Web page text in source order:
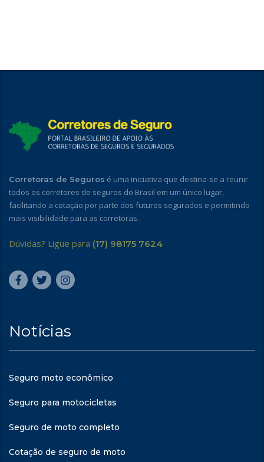
Corretoras de Seguros é uma iniciativa que destina-se a reunir
todos os corretores de seguros do Brasil em um único lugar,
facilitando a cotação por parte dos futuros segurados e permitindo
mais visibilidade para as corretoras.
Dúvidas? Ligue para (17) 98175 7624
Notícias
Seguro moto econômico
Seguro para motocicletas
Seguro de moto completo
Cotação de seguro de moto